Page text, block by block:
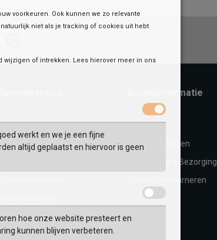
Account
Bestelinformatie
Betaalmethoden
Verzending & Bezorging
Ruilen of retourneren
voorkeuren. Ook kunnen we zo relevante
niet als je tracking of cookies uit hebt
of intrekken. Lees hierover meer in ons
werkt en we je een fijne
altijd geplaatst en hiervoor is geen
hoe onze website presteert en
kunnen blijven verbeteren.